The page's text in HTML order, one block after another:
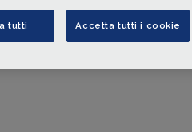
e componente della
tutti Accetta tutti i cookie